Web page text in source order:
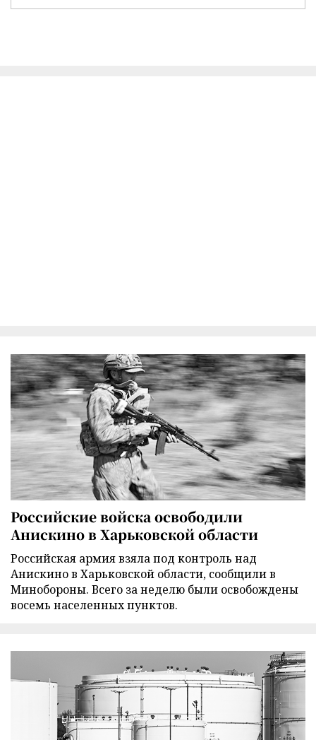
Российские войска освободили
Анискино в Харьковской области
Российская армия взяла под контроль над
Анискино в Харьковской области, сообщили в
Минобороны. Всего за неделю были освобождены
восемь населенных пунктов.